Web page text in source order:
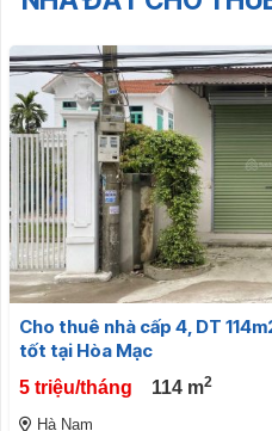
Cho thuê nhà cấp 4, DT
tốt tại Hòa Mạc
5 triệu/tháng 114 m2
Hà Nam